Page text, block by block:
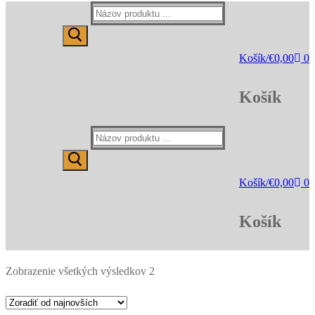
Hľadať:
Košík/€0,00 0
Košík
Hľadať:
Košík/€0,00 0
Košík
Zobrazenie všetkých výsledkov 2